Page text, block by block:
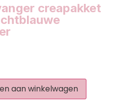
creapakket
aan winkelwagen